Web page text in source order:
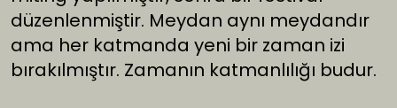
düzenlenmiştir. Meydan aynı meydandır
ama her katmanda yeni bir zaman izi
bırakılmıştır. Zamanın katmanlılığı budur.